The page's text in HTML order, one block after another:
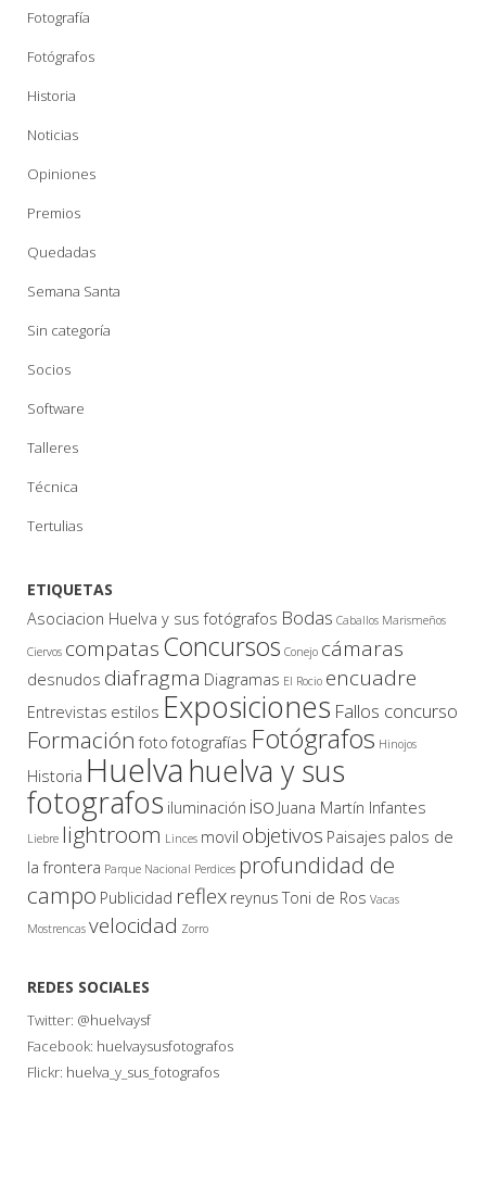
Fotografía
Fotógrafos
Historia
Noticias
Opiniones
Premios
Quedadas
Semana Santa
Sin categoría
Socios
Software
Talleres
Técnica
Tertulias
ETIQUETAS
Asociacion Huelva y sus fotógrafos Bodas Caballos Marismeños
Ciervos compatasConcursos Conejo cámaras
desnudos diafragma Diagramas El Rocio encuadre
Entrevistas estilos Exposiciones Fallos concurso
Formación foto fotografías Fotógrafos Hinojos
Historia Huelvahuelva y sus
fotografos iluminación iso Juana Martín Infantes
Liebre lightroom Linces movil objetivos Paisajes palos de
la frontera Parque Nacional Perdices profundidad de
campo Publicidad reflex reynus Toni de Ros Vacas
Mostrencas velocidad Zorro
REDES SOCIALES
Twitter: @huelvaysf
Facebook: huelvaysusfotografos
Flickr: huelva_y_sus_fotografos